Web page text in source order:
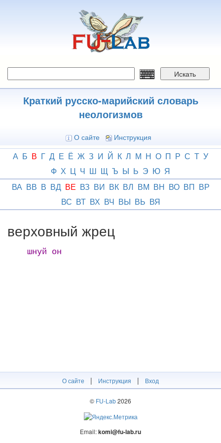
Искать
Краткий русско-марийский словарь
неологизмов
О сайте Инструкция
А Б В Г Д Е Ё Ж З И Й К Л М Н О П Р С Т У
Ф Х Ц Ч Ш Щ Ъ Ы Ь Э Ю Я
ВА ВВ В ВД ВЕ ВЗ ВИ ВК ВЛ ВМ ВН ВО ВП ВР
ВС ВТ ВХ ВЧ ВЫ ВЬ ВЯ
верховный жрец
шнуй он
О сайте | Инструкция | Вход
© FU-Lab2026
Email:komi@fu-lab.ru